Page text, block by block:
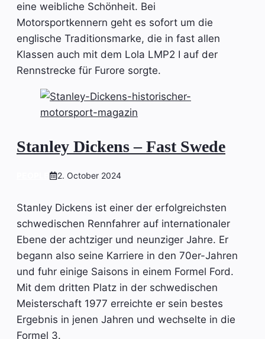
eine weibliche Schönheit. Bei
Motorsportkennern geht es sofort um die
englische Traditionsmarke, die in fast allen
Klassen auch mit dem Lola LMP2 I auf der
Rennstrecke für Furore sorgte.
Stanley Dickens – Fast Swede
2. October 2024
Stanley Dickens ist einer der erfolgreichsten
schwedischen Rennfahrer auf internationaler
Ebene der achtziger und neunziger Jahre. Er
begann also seine Karriere in den 70er-Jahren
und fuhr einige Saisons in einem Formel Ford.
Mit dem dritten Platz in der schwedischen
Meisterschaft 1977 erreichte er sein bestes
Ergebnis in jenen Jahren und wechselte in die
Formel 3.